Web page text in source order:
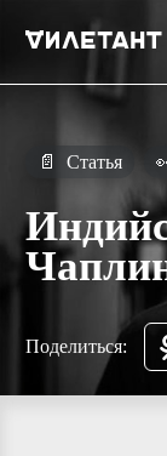
📄 Статья
Поделиться: